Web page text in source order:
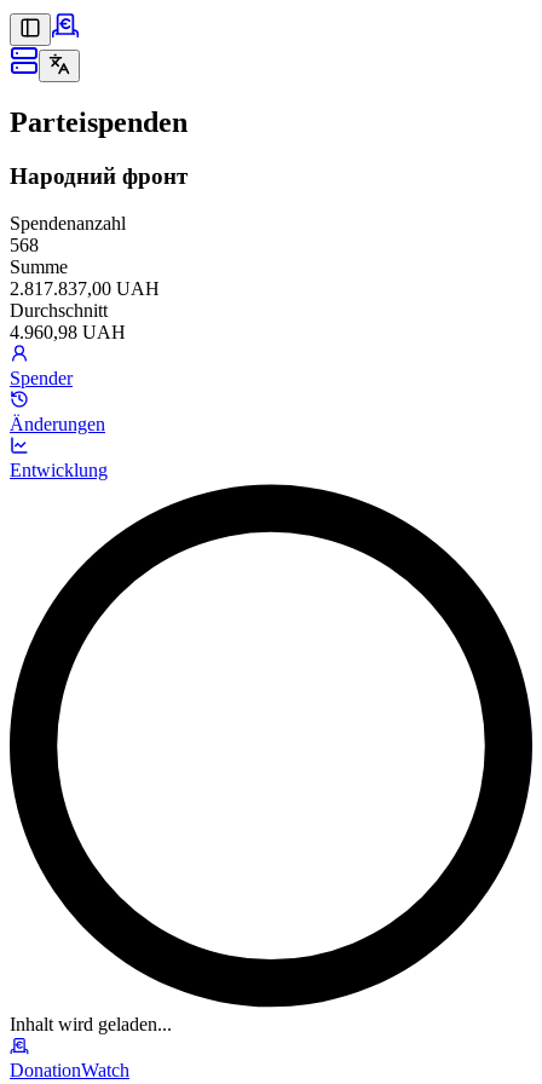
Parteispenden
Народний фронт
Spendenanzahl
568
Summe
2.817.837,00 UAH
Durchschnitt
4.960,98 UAH
Spender
Änderungen
Entwicklung
Inhalt wird geladen...
DonationWatch